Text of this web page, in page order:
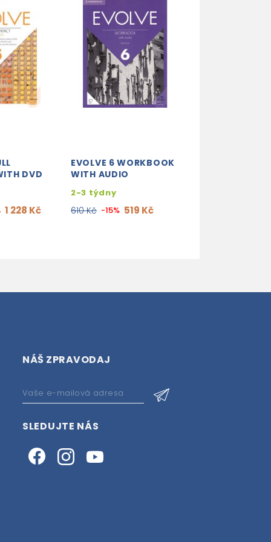
DVD
1 228 Kč
EVOLVE 6 WORKBOOK
WITH AUDIO
2-3 týdny
610 Kč -15% 519 Kč
NÁŠ ZPRAVODAJ
SLEDUJTE NÁS